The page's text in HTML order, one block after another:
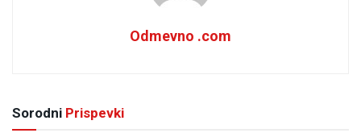
Odmevno .com
Sorodni Prispevki